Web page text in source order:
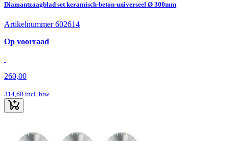
Diamantzaagblad set keramisch-beton-universeel Ø 300mm
Artikelnummer 602614
Op voorraad
260,00
314,60 incl. btw